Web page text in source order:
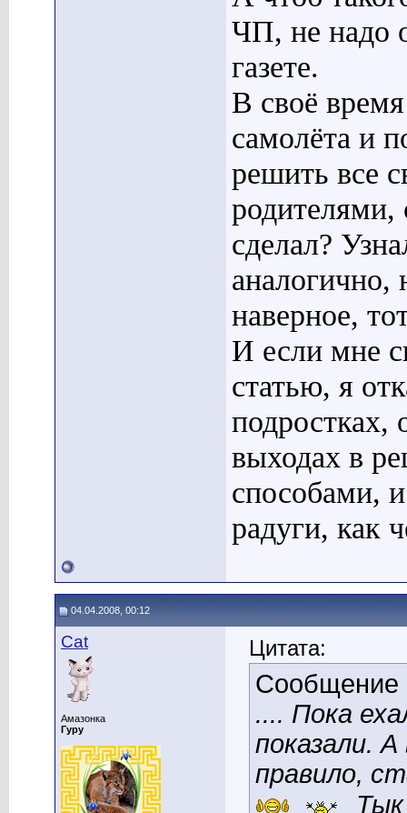
ЧП, не надо
газете.
В своё
самолёта и
решить все
родителями,
сделал?
аналогично,
наверное,
И если мне
статью, я
подростках,
выходах в
способами,
радуги, как
04.04.2008, 00:12
Cat
Амазонка
Гуру
Цитата:
Сообщение
.... Пока
показали.
правило,